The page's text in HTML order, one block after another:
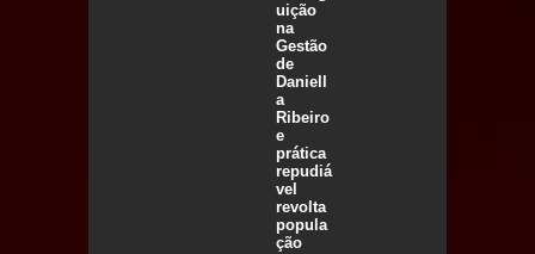
uição
na
Gestão
de
Daniell
a
Ribeiro
e
prática
repudiá
vel
revolta
popula
ção